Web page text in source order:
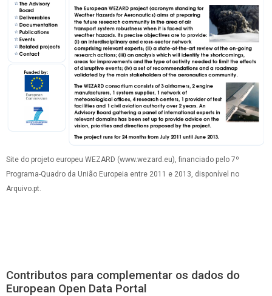
Site do projeto europeu WEZARD (www.wezard.eu), financiado pelo 7º
Programa-Quadro da União Europeia entre 2011 e 2013, disponível no
Arquivo.pt.
Contributos para complementar os dados do
European Open Data Portal